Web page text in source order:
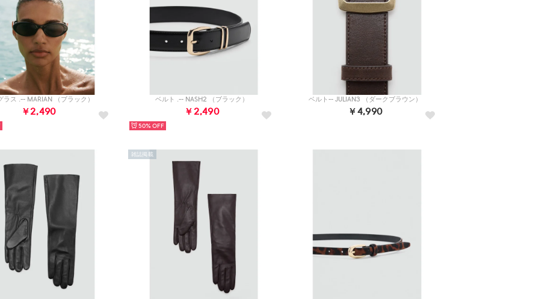
ラス .-- MARIAN （ブラック）
￥2,490
ベルト .-- NASH2 （ブラック）
￥2,490
50%
ベルト-- JULIAN3 （ダークブラウン）
￥4,990
雑誌掲載